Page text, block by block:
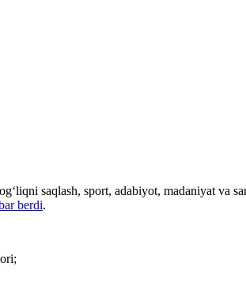
saqlash, sport, adabiyot, madaniyat va
berdi.